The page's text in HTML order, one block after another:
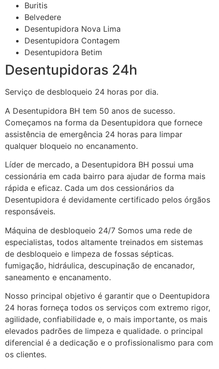
Buritis
Belvedere
Desentupidora Nova Lima
Desentupidora Contagem
Desentupidora Betim
Desentupidoras 24h
Serviço de desbloqueio 24 horas por dia.
A Desentupidora BH tem 50 anos de sucesso.
Começamos na forma da Desentupidora que fornece
assistência de emergência 24 horas para limpar
qualquer bloqueio no encanamento.
Líder de mercado, a Desentupidora BH possui uma
cessionária em cada bairro para ajudar de forma mais
rápida e eficaz. Cada um dos cessionários da
Desentupidora é devidamente certificado pelos órgãos
responsáveis.
Máquina de desbloqueio 24/7 Somos uma rede de
especialistas, todos altamente treinados em sistemas
de desbloqueio e limpeza de fossas sépticas.
fumigação, hidráulica, descupinação de encanador,
saneamento e encanamento.
Nosso principal objetivo é garantir que o Deentupidora
24 horas forneça todos os serviços com extremo rigor,
agilidade, confiabilidade e, o mais importante, os mais
elevados padrões de limpeza e qualidade. o principal
diferencial é a dedicação e o profissionalismo para com
os clientes.